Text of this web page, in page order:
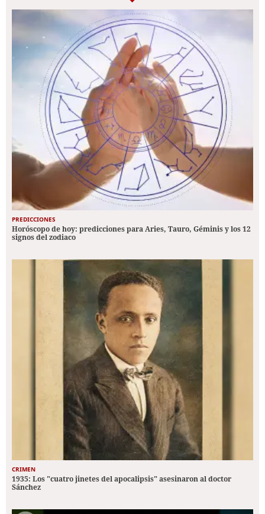
PREDICCIONES
Horóscopo de hoy: predicciones para Aries, Tauro, Géminis y los 12
signos del zodiaco
CRIMEN
1935: Los "cuatro jinetes del apocalipsis" asesinaron al doctor
Sánchez